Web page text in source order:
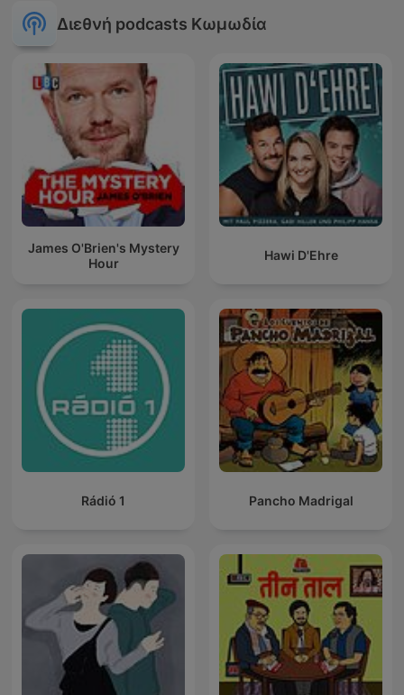
Διεθνή podcasts Κωμωδία
James O'Brien's Mystery
Hour
Hawi D'Ehre
Rádió 1 Pancho Madrigal